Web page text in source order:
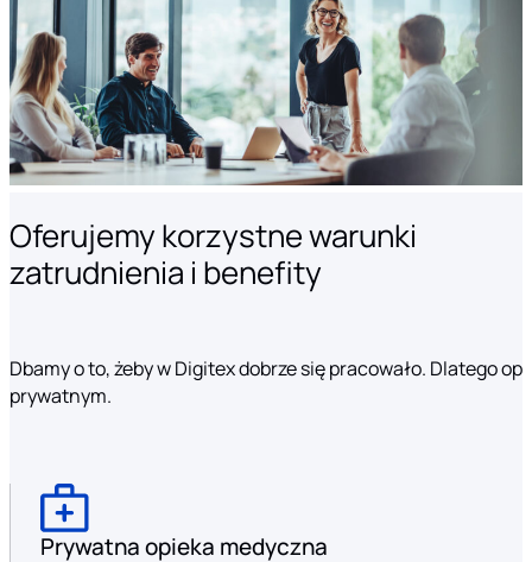
Oferujemy korzystne warunki
zatrudnienia i benefity
Dbamy o to, żeby w Digitex dobrze się pracowało. Dlatego
prywatnym.
Prywatna opieka medyczna